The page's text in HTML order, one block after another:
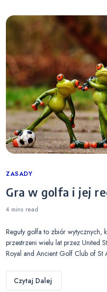
Categories
ZASADY
Gra w golfa i jej
4 mins read
Reguły golfa to zbiór wytycznych,
przestrzeni wielu lat przez United
Royal and Ancient Golf Club of St
Czytaj Dalej